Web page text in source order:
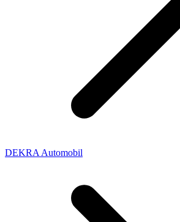
DEKRA Automobil